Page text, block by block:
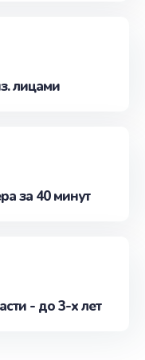
лицами
за 40 минут
- до 3-х лет